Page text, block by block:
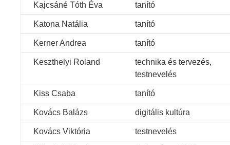
Kajcsáné Tóth Éva tanító
Katona Natália tanító
Kerner Andrea tanító
Keszthelyi Roland
technika és tervezés,
testnevelés
Kiss Csaba tanító
Kovács Balázs digitális kultúra
Kovács Viktória testnevelés